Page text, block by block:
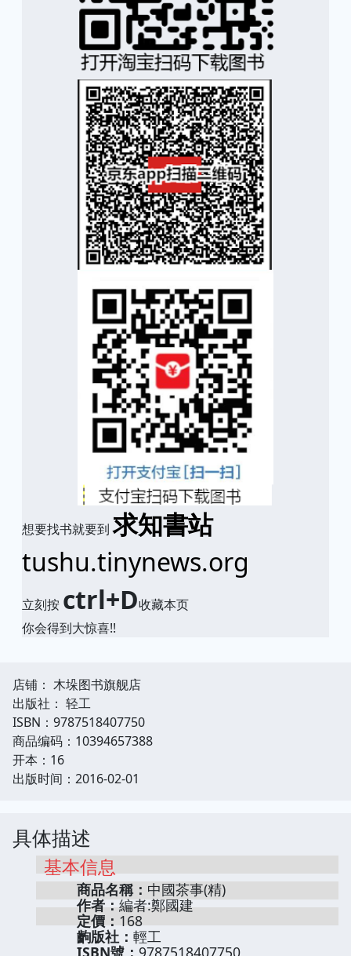
想要找书就要到求知書站
tushu.tinynews.org
立刻按 ctrl+D收藏本页
你会得到大惊喜!!
店铺： 木垛图书旗舰店
出版社： 轻工
ISBN：9787518407750
商品编码：10394657388
开本：16
出版时间：2016-02-01
具体描述
基本信息
商品名稱： 中國茶事(精)
作者： 編者:鄭國建
定價： 168
齣版社： 輕工
ISBN號： 9787518407750